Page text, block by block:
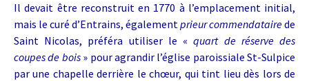
Il devait être reconstruit en 1770 à l’emplacement initial,
mais le curé d’Entrains, égalementprieur commendatairede
Saint Nicolas, préféra utiliser le «quart de réserve des
coupes de bois » pour agrandir l’église paroissiale St-Sulpice
par une chapelle derrière le chœur, qui tint lieu dès lors de